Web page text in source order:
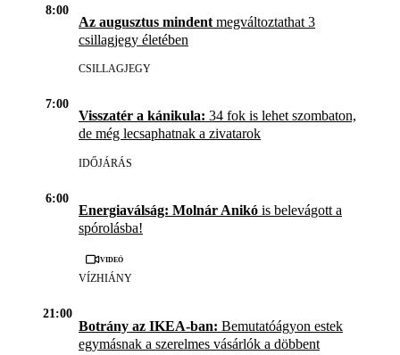
8:00
Az augusztus mindent megváltoztathat 3
csillagjegy életében
CSILLAGJEGY
7:00
Visszatér a kánikula: 34 fok is lehet szombaton,
de még lecsaphatnak a zivatarok
IDŐJÁRÁS
6:00
Energiaválság: Molnár Anikó is belevágott a
spórolásba!
Videó
VÍZHIÁNY
21:00
Botrány az IKEA-ban: Bemutatóágyon estek
egymásnak a szerelmes vásárlók a döbbent